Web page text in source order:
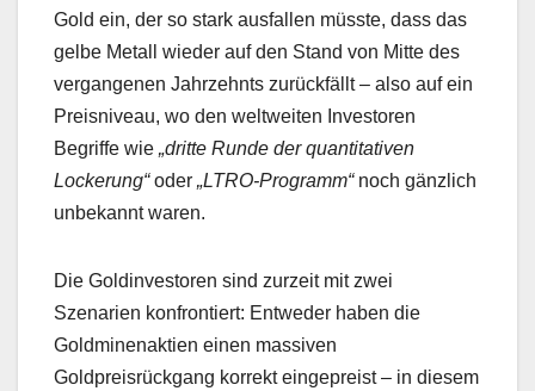
Gold ein, der so stark ausfallen müsste, dass das
gelbe Metall wieder auf den Stand von Mitte des
vergangenen Jahrzehnts zurückfällt – also auf ein
Preisniveau, wo den weltweiten Investoren
Begriffe wie „dritte Runde der quantitativen
Lockerung“oder „LTRO-Programm“noch gänzlich
unbekannt waren.
Die Goldinvestoren sind zurzeit mit zwei
Szenarien konfrontiert: Entweder haben die
Goldminenaktien einen massiven
Goldpreisrückgang korrekt eingepreist – in diesem